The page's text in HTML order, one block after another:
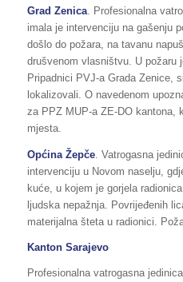
Grad Zenica. Profesionalna
imala je intervenciju na gašenju
došlo do požara, na tavanu
drušvenom vlasništvu. U požaru
Pripadnici PVJ-a Grada Zenice,
lokalizovali. O navedenom
za PPZ MUP-a ZE-DO kantona,
mjesta.
Općina Žepče. Vatrogasna
intervenciju u Novom naselju,
kuće, u kojem je gorjela
ljudska nepažnja. Povrijeđenih
materijalna šteta u radionici.
Kanton Sarajevo
Profesionalna vatrogasna